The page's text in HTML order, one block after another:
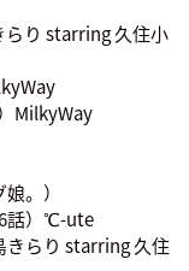
らり starring 久住小
MilkyWay
。）
話）℃-ute
きらり starring 久住